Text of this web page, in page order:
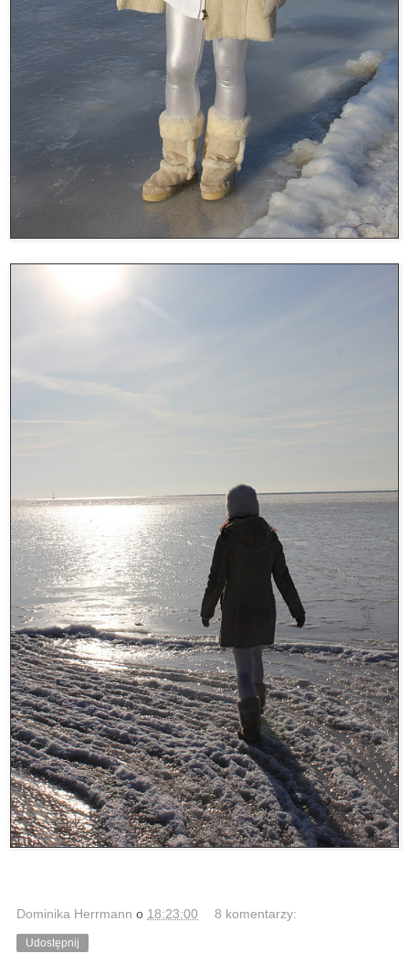
Dominika Herrmann o 18:23:00 8 komentarzy:
Udostępnij